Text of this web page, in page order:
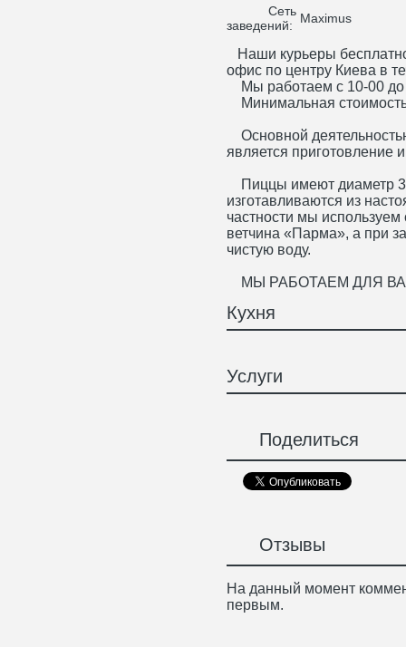
Сеть
заведений:
Maximus
Наши курьеры
офис по центру Киева в
Мы работаем с 10-00 до
Минимальная стоимость
Основной
является приготовление
Пиццы имеют диаметр
изготавливаются из
частности мы
ветчина «Парма», а при
чистую воду.
МЫ РАБОТАЕМ ДЛЯ
Кухня
Услуги
Поделиться
Отзывы
На данный момент
первым.